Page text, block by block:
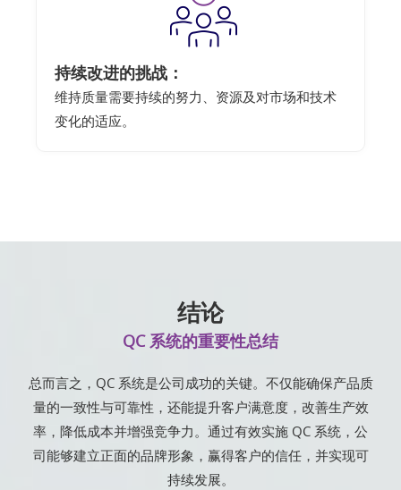
持续改进的挑战：
维持质量需要持续的努力、资源及对市场和技术
变化的适应。
结论
QC 系统的重要性总结
总而言之，QC 系统是公司成功的关键。不仅能确保产品质
量的一致性与可靠性，还能提升客户满意度，改善生产效
率，降低成本并增强竞争力。通过有效实施 QC 系统，公
司能够建立正面的品牌形象，赢得客户的信任，并实现可
持续发展。